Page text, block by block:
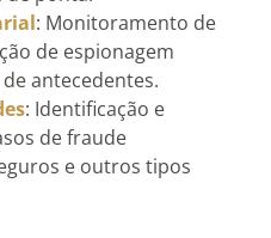
: Monitoramento de
de espionagem
antecedentes.
: Identificação e
de fraude
e outros tipos